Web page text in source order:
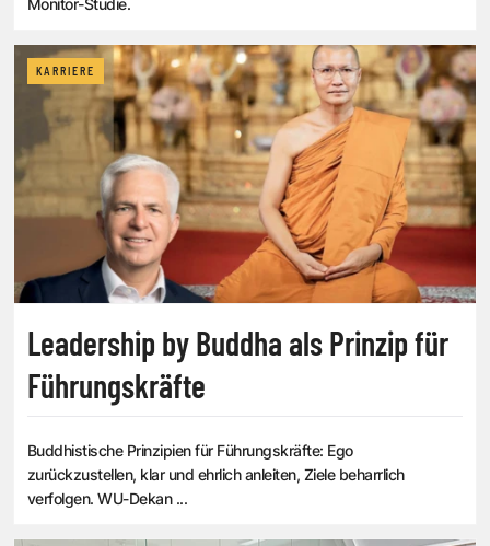
Monitor-Studie.
KARRIERE
Leadership by Buddha als Prinzip für
Führungskräfte
Buddhistische Prinzipien für Führungskräfte: Ego
zurückzustellen, klar und ehrlich anleiten, Ziele beharrlich
verfolgen. WU-Dekan ...